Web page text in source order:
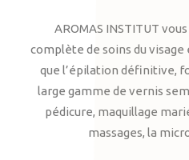
AROMAS INSTITUT
complète de soins du
que l’épilation définitive,
large gamme de vernis
pédicure, maquillage
massages, la